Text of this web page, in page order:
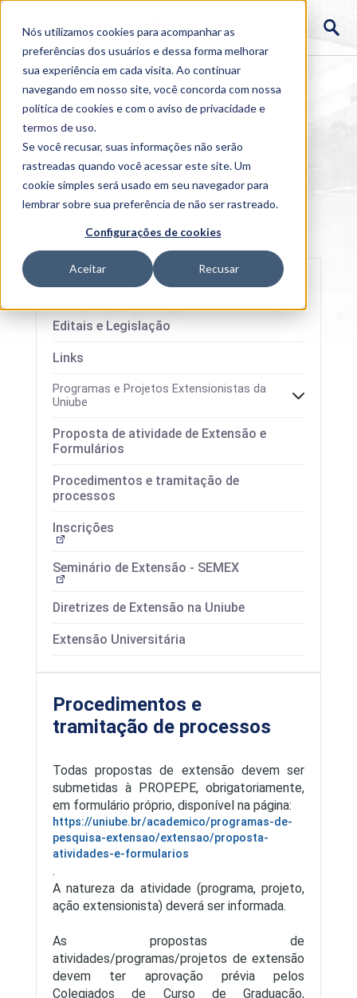
Nós utilizamos cookies para acompanhar as
preferências dos usuários e dessa forma melhorar
sua experiência em cada visita. Ao continuar
navegando em nosso site, você concorda com nossa
política de cookies e com o aviso deprivacidade e
termos de uso.
Se você recusar, suas informações não serão
rastreadas quando você acessar este site. Um
cookie simples será usado em seu navegador para
lembrar sobre sua preferência de não ser rastreado.
Configurações de cookies
Aceitar Recusar
processos
Editais e Legislação
Links
Programas e Projetos Extensionistas da
Uniube
Proposta de atividade de Extensão e
Formulários
Procedimentos e tramitação de
processos
Inscrições
Seminário de Extensão - SEMEX
Diretrizes de Extensão na Uniube
Extensão Universitária
Procedimentos e
tramitação de processos
Todas propostas de extensão devem ser
submetidas à PROPEPE, obrigatoriamente,
em formulário próprio, disponível na página:
https://uniube.br/academico/programas-de-
pesquisa-extensao/extensao/proposta-
atividades-e-formularios
.
A natureza da atividade (programa, projeto,
ação extensionista) deverá ser informada.
As propostas de
atividades/programas/projetos de extensão
devem ter aprovação prévia pelos
Colegiados de Curso de Graduação,